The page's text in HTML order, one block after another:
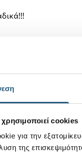
cookies
για την
της
και